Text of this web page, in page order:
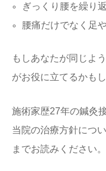
ぎっくり腰を繰り
腰痛だけでなく足
もしあなたが同じよ
がお役に立てるかもし
施術家歴27年の鍼灸
当院の治療方針につ
までお読みください。